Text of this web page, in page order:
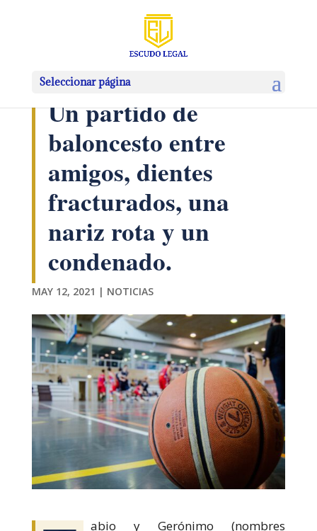
Seleccionar página
Un partido de
baloncesto entre
amigos, dientes
fracturados, una
nariz rota y un
condenado.
MAY 12, 2021 | NOTICIAS
abio y Gerónimo (nombres
Necesarias
cookies no
son
necesarias